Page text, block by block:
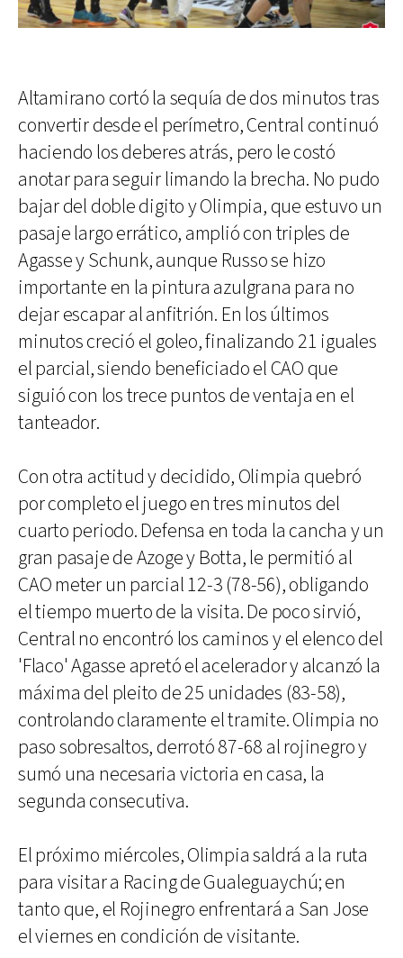
Altamirano cortó la sequía de dos minutos tras
convertir desde el perímetro, Central continuó
haciendo los deberes atrás, pero le costó
anotar para seguir limando la brecha. No pudo
bajar del doble digito y Olimpia, que estuvo un
pasaje largo errático, amplió con triples de
Agasse y Schunk, aunque Russo se hizo
importante en la pintura azulgrana para no
dejar escapar al anfitrión. En los últimos
minutos creció el goleo, finalizando 21 iguales
el parcial, siendo beneficiado el CAO que
siguió con los trece puntos de ventaja en el
tanteador.
Con otra actitud y decidido, Olimpia quebró
por completo el juego en tres minutos del
cuarto periodo. Defensa en toda la cancha y un
gran pasaje de Azoge y Botta, le permitió al
CAO meter un parcial 12-3 (78-56), obligando
el tiempo muerto de la visita. De poco sirvió,
Central no encontró los caminos y el elenco del
'Flaco' Agasse apretó el acelerador y alcanzó la
máxima del pleito de 25 unidades (83-58),
controlando claramente el tramite. Olimpia no
paso sobresaltos, derrotó 87-68 al rojinegro y
sumó una necesaria victoria en casa, la
segunda consecutiva.
El próximo miércoles, Olimpia saldrá a la ruta
para visitar a Racing de Gualeguaychú; en
tanto que, el Rojinegro enfrentará a San Jose
el viernes en condición de visitante.